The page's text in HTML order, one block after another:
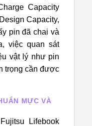
Capacity
Capacity,
pin đã chai và
việc quan sát
vật lý như pin
trọng cần được
MỰC VÀ
Lifebook